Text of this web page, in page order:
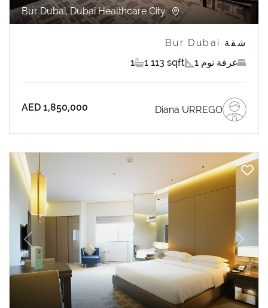
Bur Dubai, Dubai Healthcare City
شقة Bur Dubai
1 غرفة نوم
1 113 sqft
1
Diana URREGO
AED 1,850,000
Next